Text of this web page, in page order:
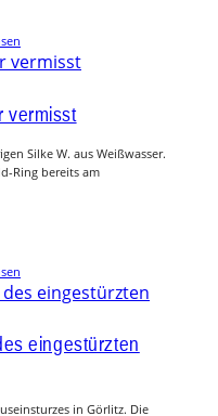
vermisst
Silke W. aus Weißwasser.
Ring bereits am
eingestürzten
in Görlitz. Die